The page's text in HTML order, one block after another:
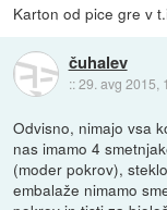
Karton od pice gre v
čuhalev
::29. avg 2015,
Odvisno, nimajo vsa
nas imamo 4
(moder pokrov),
embalaže nimamo